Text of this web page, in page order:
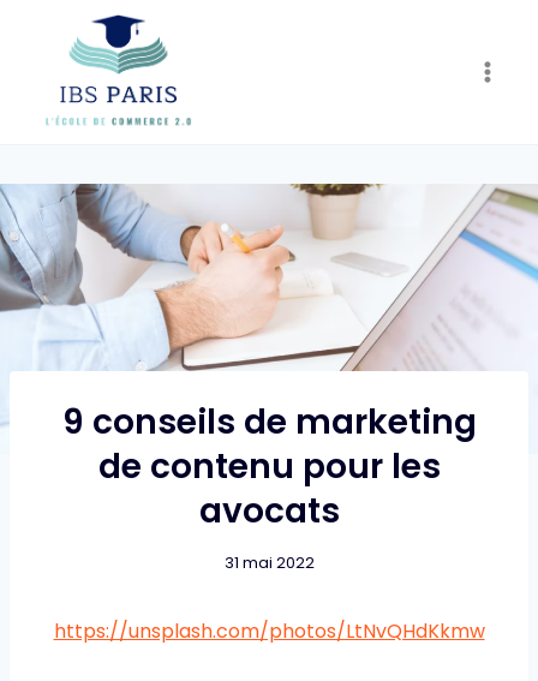
content
9 conseils de marketing
de contenu pour les
avocats
31 mai 2022
https://unsplash.com/photos/LtNvQHdKkmw